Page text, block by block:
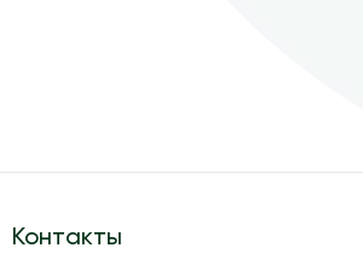
Контакты